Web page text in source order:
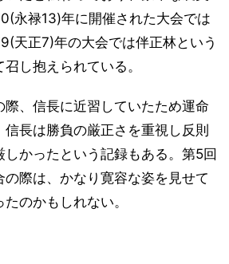
永禄13)年に開催された大会では
天正7)年の大会では伴正林という
し抱えられている。
際、信長に近習していたため運命
信長は勝負の厳正さを重視し反則
かったという記録もある。第5回
の際は、かなり寛容な姿を見せて
のかもしれない。